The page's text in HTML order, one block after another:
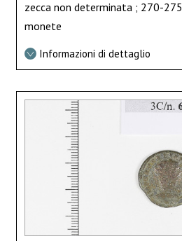
zecca non determinata ; 270-275
monete
Informazioni di dettaglio